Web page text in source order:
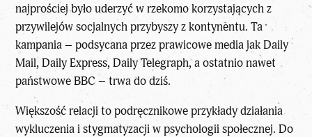
najprościej było uderzyć w rzekomo korzystających z
przywilejów socjalnych przybyszy z kontynentu. Ta
kampania – podsycana przez prawicowe media jak Daily
Mail, Daily Express, Daily Telegraph, a ostatnio nawet
państwowe BBC – trwa do dziś.
Większość relacji to podręcznikowe przykłady działania
wykluczenia i stygmatyzacji w psychologii społecznej. Do